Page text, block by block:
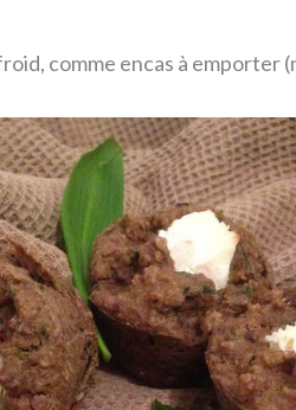
comme encas à emporter